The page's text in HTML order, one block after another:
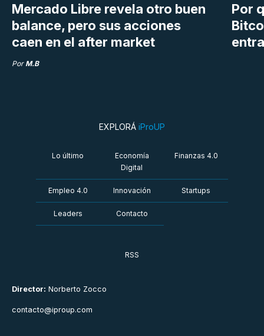
Mercado Libre revela otro buen
balance, pero sus acciones
caen en el after market
Por M.B
Por
Director: Norberto Zocco
contacto@iproup.com
EXPLORÁ iProUP
Lo último
Economía
Digital
Finanzas 4.0
Empleo 4.0 Innovación Startups
Leaders Contacto
RSS